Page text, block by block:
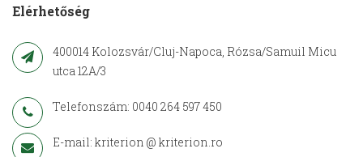
Elérhetőség
400014 Kolozsvár/Cluj-Napoca, Rózsa/Samuil Micu
utca 12A/3
Telefonszám: 0040 264 597 450
E-mail: kriterion @ kriterion.ro